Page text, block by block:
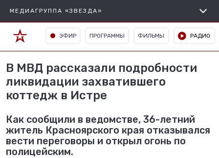
МЕДИАГРУППА «ЗВЕЗДА»
ЭФИР ПРОГРАММЫ ФИЛЬМЫ РАДИО
В МВД рассказали подробности
ликвидации захватившего
коттедж в Истре
Как сообщили в ведомстве, 36-летний
житель Красноярского края отказывался
вести переговоры и открыл огонь по
полицейским.